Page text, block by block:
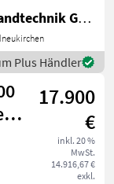
280
BULLA Landtechnik GmbH
Plus Händler
-
17.900
€
inkl. 20 %
MwSt.
14.916,67 €
exkl.